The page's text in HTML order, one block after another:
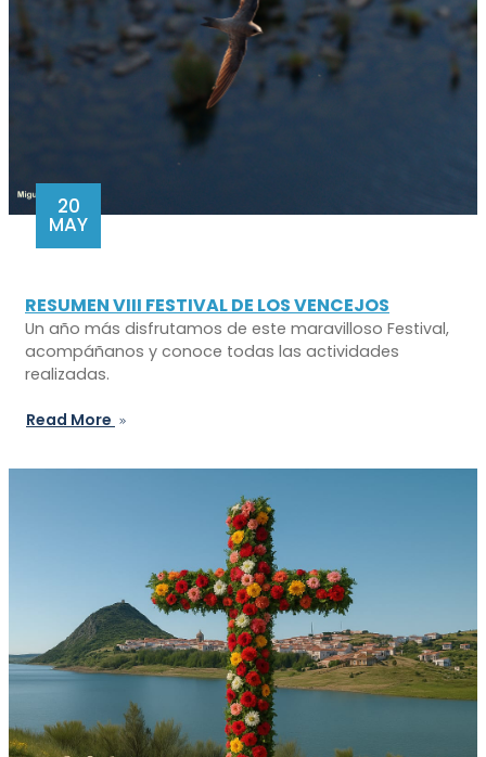
20
MAY
RESUMEN VIII FESTIVAL DE LOS VENCEJOS
Un año más disfrutamos de este maravilloso Festival,
acompáñanos y conoce todas las actividades
realizadas.
Read More